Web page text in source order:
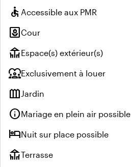
accessible Accessible aux PMR
yardCour
deckEspace(s) extérieur(s)
diversity_1Exclusivement à louer
outdoor_gardenJardin
infoMariage en plein air possible
hotelNuit sur place possible
deckTerrasse